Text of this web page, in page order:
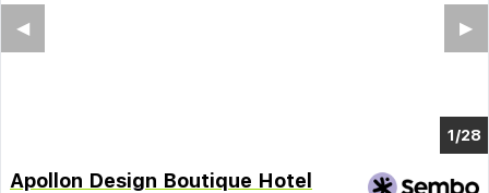
1/22
▶︎
◀︎
Apollon Design Boutique Hotel